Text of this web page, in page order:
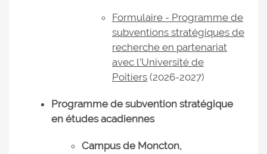
Formulaire - Programme de
subventions stratégiques de
recherche en partenariat
avec l’Université de
Poitiers (2026-2027)
Programme de subvention stratégique
en études acadiennes
Campus de Moncton,